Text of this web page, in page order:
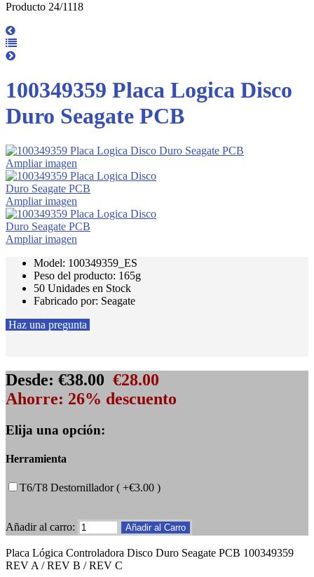
Producto 24/1118
100349359 Placa Logica Disco
Duro Seagate PCB
Ampliar imagen
Ampliar imagen
Ampliar imagen
Model: 100349359_ES
Peso del producto: 165g
50 Unidades en Stock
Fabricado por: Seagate
Haz una pregunta
Desde: €38.00 €28.00
Ahorre: 26% descuento
Elija una opción:
Herramienta
T6/T8 Destornillador ( +€3.00 )
Añadir al carro:
Placa Lógica Controladora Disco Duro Seagate PCB 100349359
REV A / REV B / REV C